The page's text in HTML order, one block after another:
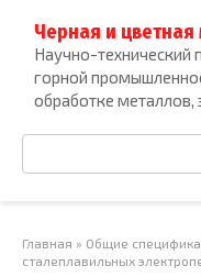
контенту
Черная и цветная
Научно-технический
горной
обработке металлов,
Поиск:
Главная » Общие
сталеплавильных